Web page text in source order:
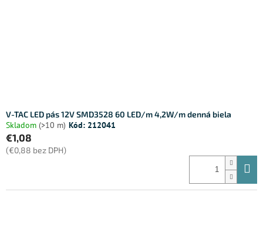
V-TAC LED pás 12V SMD3528 60 LED/m 4,2W/m denná biela
Skladom (>10 m) Kód: 212041
€1,08
(€0,88 bez DPH)